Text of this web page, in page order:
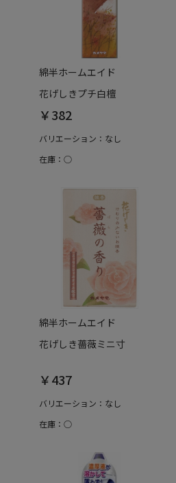
綿半ホームエイド
花げしきプチ白檀
￥382
バリエーション：なし
在庫：○
綿半ホームエイド
花げしき薔薇ミニ寸
￥437
バリエーション：なし
在庫：○